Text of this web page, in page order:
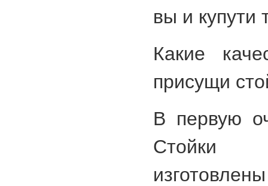
вы и купути
Какие
присущи
В первую
Стойки